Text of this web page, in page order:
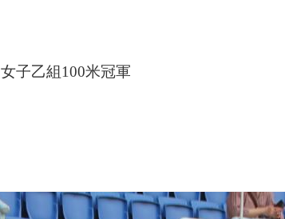
女子乙組 100米冠軍